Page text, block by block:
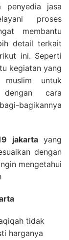
penyedia jasa
proses
membantu
detail terkait
ini. Seperti
kegiatan yang
untuk
dengan cara
bagikannya
jakartayang
dengan
mengetahui
tidak
harganya